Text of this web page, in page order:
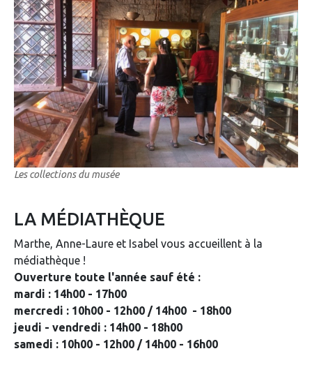
Les collections du musée
LA MÉDIATHÈQUE
Marthe, Anne-Laure et Isabel vous accueillent à la
médiathèque !
Ouverture toute l'année sauf été :
mardi : 14h00 - 17h00
mercredi : 10h00 - 12h00 / 14h00 - 18h00
jeudi - vendredi : 14h00 - 18h00
samedi : 10h00 - 12h00 / 14h00 - 16h00